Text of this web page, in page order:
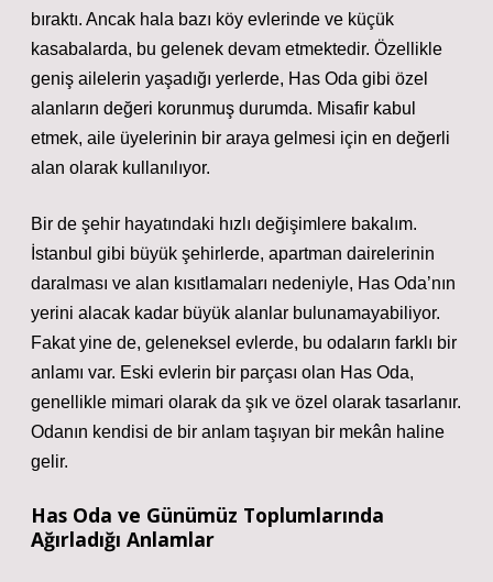
bıraktı. Ancak hala bazı köy evlerinde ve küçük
kasabalarda, bu gelenek devam etmektedir. Özellikle
geniş ailelerin yaşadığı yerlerde, Has Oda gibi özel
alanların değeri korunmuş durumda. Misafir kabul
etmek, aile üyelerinin bir araya gelmesi için en değerli
alan olarak kullanılıyor.
Bir de şehir hayatındaki hızlı değişimlere bakalım.
İstanbul gibi büyük şehirlerde, apartman dairelerinin
daralması ve alan kısıtlamaları nedeniyle, Has Oda’nın
yerini alacak kadar büyük alanlar bulunamayabiliyor.
Fakat yine de, geleneksel evlerde, bu odaların farklı bir
anlamı var. Eski evlerin bir parçası olan Has Oda,
genellikle mimari olarak da şık ve özel olarak tasarlanır.
Odanın kendisi de bir anlam taşıyan bir mekân haline
gelir.
Has Oda ve Günümüz Toplumlarında
Ağırladığı Anlamlar